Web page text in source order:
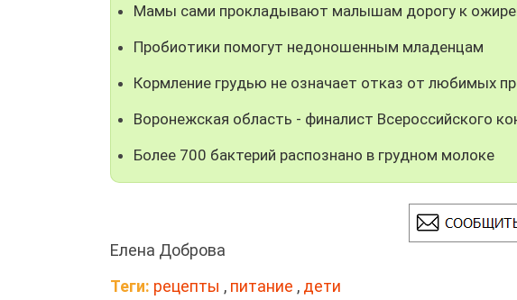
Мамы сами прокладывают малышам дорогу к
Пробиотики помогут недоношенным младенцам
Кормление грудью не означает отказ от любимых
Воронежская область - финалист Всероссийского
Более 700 бактерий распознано в грудном молоке
Елена Доброва
Теги: рецепты , питание , дети